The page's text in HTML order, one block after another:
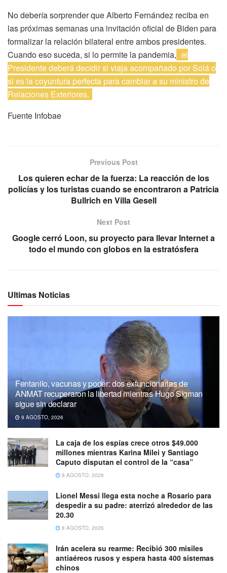
No debería sorprender que Alberto Fernández reciba en
las próximas semanas una invitación oficial de Biden para
formalizar la relación bilateral entre ambos presidentes.
Cuando eso suceda, si lo permite la pandemia, el
Presidente deberá decidir si viaja acompañado por Solá o
si es la coyuntura perfecta para cambiar a su ministro de
Relaciones Exteriores.
Fuente Infobae
Previous Post
Los quieren echar de la fuerza: La reacción de los
policías y los turistas cuando se encontraron a Patricia
Bullrich en Villa Gesell
Next Post
Google cerró Loon, su proyecto para llevar Internet a
todo el mundo con globos en la estratósfera
Ultimas Noticias
Fentanilo, vacunas y poder: dos exfuncionarias de
ANMAT recuperaron la libertad mientras Hugo Sigman
sigue sin declarar
9 AGOSTO, 2026
La caja de los espías crece otros $49.000
millones mientras Karina Milei y Santiago
Caputo disputan el control de la “casa”
8 AGOSTO, 2026
Lionel Messi llega esta noche a Rosario para
despedir a su padre: aterrizó alrededor de las
20.30
8 AGOSTO, 2026
Irán acelera su rearme: Recibió 300 misiles
antiaéreos rusos y espera hasta 400 sistemas
chinos